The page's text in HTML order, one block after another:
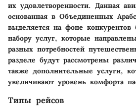
их удовлетворенности. Данная
основанная в Объединенных
выделяется на фоне конкурентов
набору услуг, которые
разных потребностей
разделе будут рассмотрены
также дополнительные услуги,
увеличивают уровень комфорта
Типы рейсов